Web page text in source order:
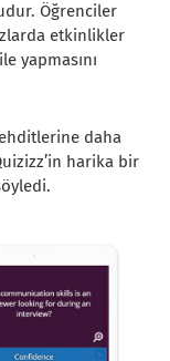
Öğrenciler
etkinlikler
yapmasını
daha
harika bir